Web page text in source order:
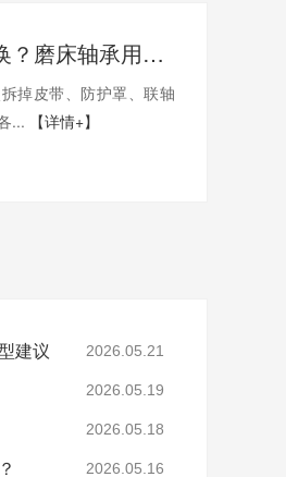
磨床轴承怎么换？磨床轴承用哪家的比较好？
掉皮带、防护罩、联轴
...
【详情+】
建议 2026.05.21
2026.05.19
2026.05.18
2026.05.16